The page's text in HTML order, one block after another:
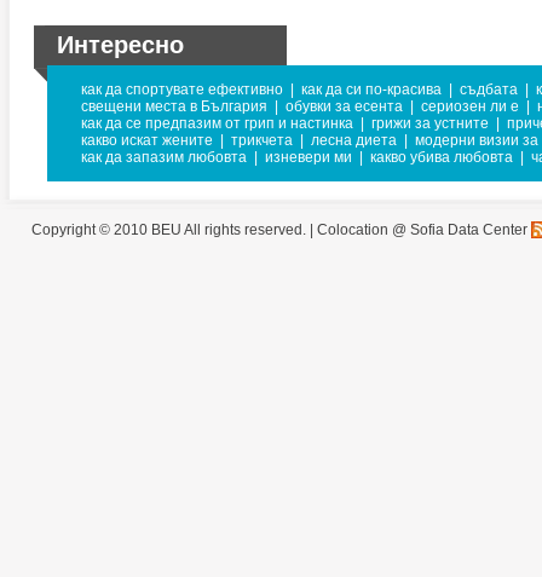
Интересно
как да спортувате ефективно как да си по-красива съдбата
свещени места в България
обувки за есента сериозен ли е
как да се предпазим от грип и настинка
грижи за устните
какво искат жените
трикчета лесна диета
модерни визии за
как да запазим любовта
изневери ми какво убива любовта
Copyright © 2010 BEU All rights reserved. | Colocation @ Sofia Data Center